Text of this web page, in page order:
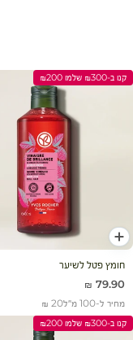
קנו ב-₪300 שלמו ₪200
הוסף לעגלה
חומץ פטל לשיער
מחיר מבצע
79.90 ₪
מחיר ל-100 מ״ל 20 ₪
קנו ב-₪300 שלמו ₪200